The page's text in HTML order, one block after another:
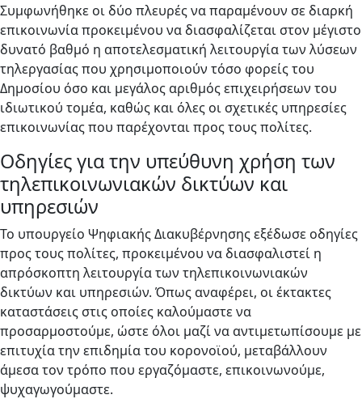
Συμφωνήθηκε οι δύο πλευρές να παραμένουν σε διαρκή
επικοινωνία προκειμένου να διασφαλίζεται στον μέγιστο
δυνατό βαθμό η αποτελεσματική λειτουργία των λύσεων
τηλεργασίας που χρησιμοποιούν τόσο φορείς του
Δημοσίου όσο και μεγάλος αριθμός επιχειρήσεων του
ιδιωτικού τομέα, καθώς και όλες οι σχετικές υπηρεσίες
επικοινωνίας που παρέχονται προς τους πολίτες.
Οδηγίες για την υπεύθυνη χρήση των
τηλεπικοινωνιακών δικτύων και
υπηρεσιών
Το υπουργείο Ψηφιακής Διακυβέρνησης εξέδωσε οδηγίες
προς τους πολίτες, προκειμένου να διασφαλιστεί η
απρόσκοπτη λειτουργία των τηλεπικοινωνιακών
δικτύων και υπηρεσιών. Όπως αναφέρει, οι έκτακτες
καταστάσεις στις οποίες καλούμαστε να
προσαρμοστούμε, ώστε όλοι μαζί να αντιμετωπίσουμε με
επιτυχία την επιδημία του κορονοϊού, μεταβάλλουν
άμεσα τον τρόπο που εργαζόμαστε, επικοινωνούμε,
ψυχαγωγούμαστε.